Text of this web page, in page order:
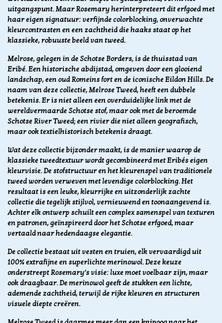
uitgangspunt. Maar Rosemary herinterpreteert dit erfgoed met
haar eigen signatuur: verfijnde colorblocking, onverwachte
kleurcontrasten en een zachtheid die haaks staat op het
klassieke, robuuste beeld van tweed.
Melrose, gelegen in de Schotse Borders, is de thuisstad van
Eribé. Een historische abdijstad, omgeven door een glooiend
landschap, een oud Romeins fort en de iconische Eildon Hills. De
naam van deze collectie, Melrose Tweed, heeft een dubbele
betekenis. Er is niet alleen een overduidelijke link met de
wereldvermaarde Schotse stof, maar ook met de beroemde
Schotse River Tweed; een rivier die niet alleen geografisch,
maar ook textielhistorisch betekenis draagt.
Wat deze collectie bijzonder maakt, is de manier waarop de
klassieke tweedtextuur wordt gecombineerd met Eribés eigen
kleurvisie. De stofstructuur en het kleurenspel van traditionele
tweed worden verweven met levendige colorblocking. Het
resultaat is een leuke, kleurrijke en uitzonderlijk zachte
collectie die tegelijk stijlvol, vernieuwend en toonaangevend is.
Achter elk ontwerp schuilt een complex samenspel van texturen
en patronen, geïnspireerd door het Schotse erfgoed, maar
vertaald naar hedendaagse elegantie.
De collectie bestaat uit vesten en truien, elk vervaardigd uit
100% extrafijne en superlichte merinowol. Deze keuze
onderstreept Rosemary’s visie: luxe moet voelbaar zijn, maar
ook draagbaar. De merinowol geeft de stukken een lichte,
ademende zachtheid, terwijl de rijke kleuren en structuren
visuele diepte creëren.